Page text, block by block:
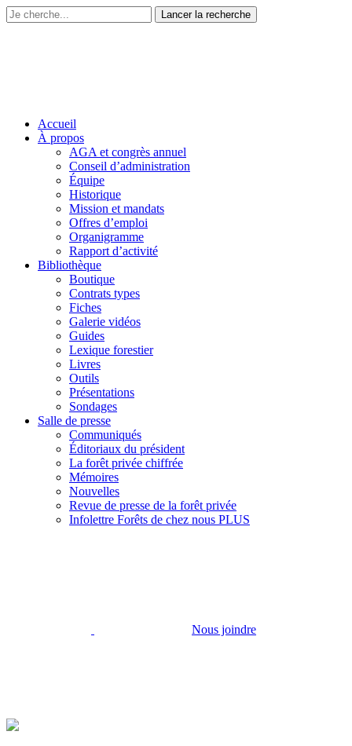
Accueil
À propos
AGA et congrès annuel
Conseil d’administration
Équipe
Historique
Mission et mandats
Offres d’emploi
Organigramme
Rapport d’activité
Bibliothèque
Boutique
Contrats types
Fiches
Galerie vidéos
Guides
Lexique forestier
Livres
Outils
Présentations
Sondages
Salle de presse
Communiqués
Éditoriaux du président
La forêt privée chiffrée
Mémoires
Nouvelles
Revue de presse de la forêt privée
Infolettre Forêts de chez nous PLUS
Nous joindre